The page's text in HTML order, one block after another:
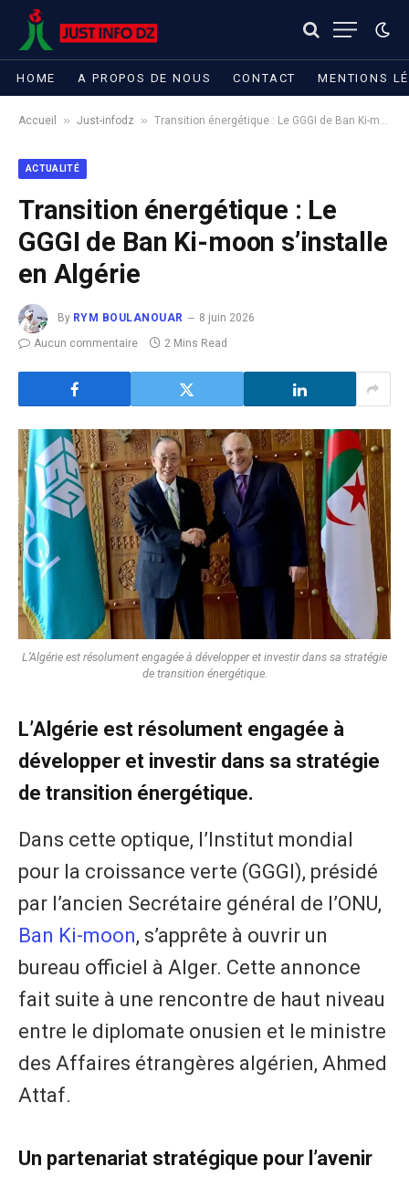
HOME A PROPOS DE NOUS CONTACT MENTIONS
Accueil » Just-infodz » Transition énergétique : Le GGGI de Ban Ki-moon s’installe en Algérie​
ACTUALITÉ
Transition énergétique : Le
GGGI de Ban Ki-moon s’installe
en Algérie​
By RYM BOULANOUAR
8 juin 2026
Aucun commentaire
2 Mins Read
L’Algérie est résolument engagée à développer et investir dans sa stratégie
de transition énergétique.
L’Algérie est résolument engagée à
développer et investir dans sa stratégie
de transition énergétique.
Dans cette optique, l’Institut mondial
pour la croissance verte (GGGI), présidé
par l’ancien Secrétaire général de l’ONU,
Ban Ki-moon, s’apprête à ouvrir un
bureau officiel à Alger. Cette annonce
fait suite à une rencontre de haut niveau
entre le diplomate onusien et le ministre
des Affaires étrangères algérien, Ahmed
Attaf.
​Un partenariat stratégique pour l’avenir